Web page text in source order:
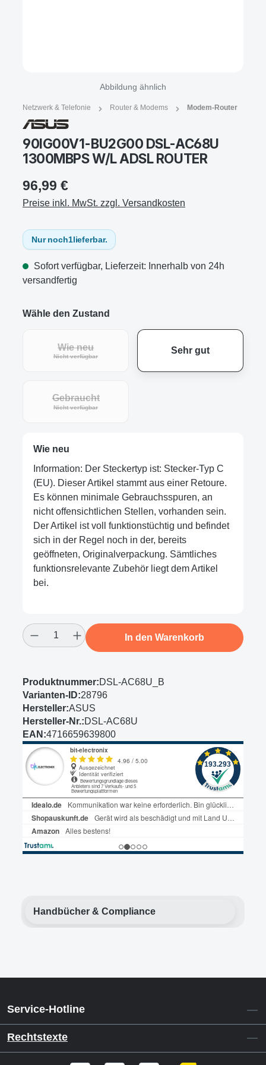
Abbildung ähnlich
Netzwerk & Telefonie Router & Modems Modem-Router
90IG00V1-BU2G00 DSL-AC68U
1300MBPS W/L ADSL ROUTER
96,99 €
Preise inkl. MwSt. zzgl. Versandkosten
Nur noch1lieferbar.
Sofort verfügbar, Lieferzeit: Innerhalb von 24h
versandfertig
Wähle den Zustand
Wie neu
Nicht verfügbar
Sehr gut
Gebraucht
Nicht verfügbar
Wie neu
Information: Der Steckertyp ist: Stecker-Typ C
(EU). Dieser Artikel stammt aus einer Retoure.
Es können minimale Gebrauchsspuren, an
nicht offensichtlichen Stellen, vorhanden sein.
Der Artikel ist voll funktionstüchtig und befindet
sich in der Regel noch in der, bereits
geöffneten, Originalverpackung. Sämtliches
funktionsrelevante Zubehör liegt dem Artikel
bei.
Produkt Anzahl: Gib den gewünschten
In den Warenkorb
Produktnummer:DSL-AC68U_B
Varianten-ID:28796
Hersteller:ASUS
Hersteller-Nr.:DSL-AC68U
EAN:4716659639800
Handbücher & Compliance
Service-Hotline
Rechtstexte